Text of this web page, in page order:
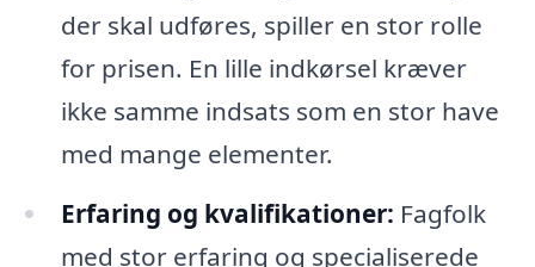
der skal udføres, spiller en stor rolle
for prisen. En lille indkørsel kræver
ikke samme indsats som en stor have
med mange elementer.
Erfaring og kvalifikationer: Fagfolk
med stor erfaring og specialiserede